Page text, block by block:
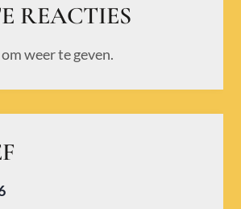
REACTIES
weer te geven.